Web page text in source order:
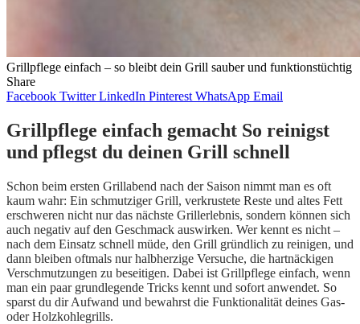
Grillpflege einfach – so bleibt dein Grill sauber und funktionstüchtig
Share
Facebook Twitter LinkedIn Pinterest WhatsApp Email
Grillpflege einfach gemacht So reinigst
und pflegst du deinen Grill schnell
Schon beim ersten Grillabend nach der Saison nimmt man es oft
kaum wahr: Ein schmutziger Grill, verkrustete Reste und altes Fett
erschweren nicht nur das nächste Grillerlebnis, sondern können sich
auch negativ auf den Geschmack auswirken. Wer kennt es nicht –
nach dem Einsatz schnell müde, den Grill gründlich zu reinigen, und
dann bleiben oftmals nur halbherzige Versuche, die hartnäckigen
Verschmutzungen zu beseitigen. Dabei ist Grillpflege einfach, wenn
man ein paar grundlegende Tricks kennt und sofort anwendet. So
sparst du dir Aufwand und bewahrst die Funktionalität deines Gas-
oder Holzkohlegrills.